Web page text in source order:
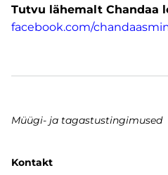
Tutvu lähemalt Chandaa
facebook.com/
Müügi- ja tagastustingimused
Kontakt